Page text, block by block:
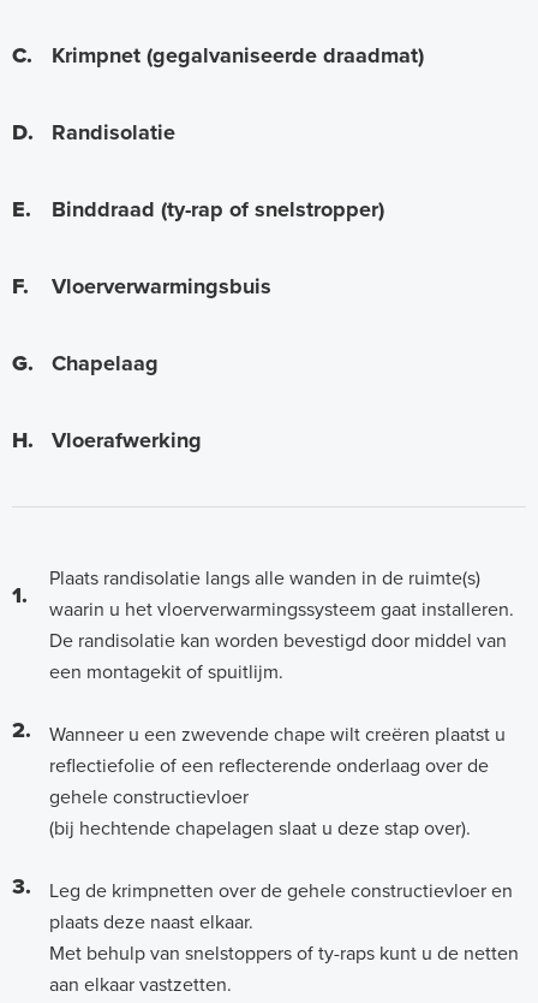
C. Krimpnet (gegalvaniseerde draadmat)
D. Randisolatie
E. Binddraad (ty-rap of snelstropper)
F. Vloerverwarmingsbuis
G. Chapelaag
H. Vloerafwerking
1.
Plaats randisolatie langs alle wanden in de ruimte(s)
waarin u het vloerverwarmingssysteem gaat installeren.
De randisolatie kan worden bevestigd door middel van
een montagekit of spuitlijm.
2.
Wanneer u een zwevende chape wilt creëren plaatst u
reflectiefolie of een reflecterende onderlaag over de
gehele constructievloer
(bij hechtende chapelagen slaat u deze stap over).
3.
Leg de krimpnetten over de gehele constructievloer en
plaats deze naast elkaar.
Met behulp van snelstoppers of ty-raps kunt u de netten
aan elkaar vastzetten.